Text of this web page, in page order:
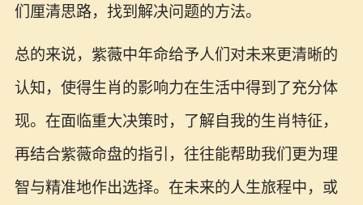
们厘清思路，找到解决问题的方法。
总的来说，紫薇中年命给予人们对未来更清晰的
认知，使得生肖的影响力在生活中得到了充分体
现。在面临重大决策时，了解自我的生肖特征，
再结合紫薇命盘的指引，往往能帮助我们更为理
智与精准地作出选择。在未来的人生旅程中，或